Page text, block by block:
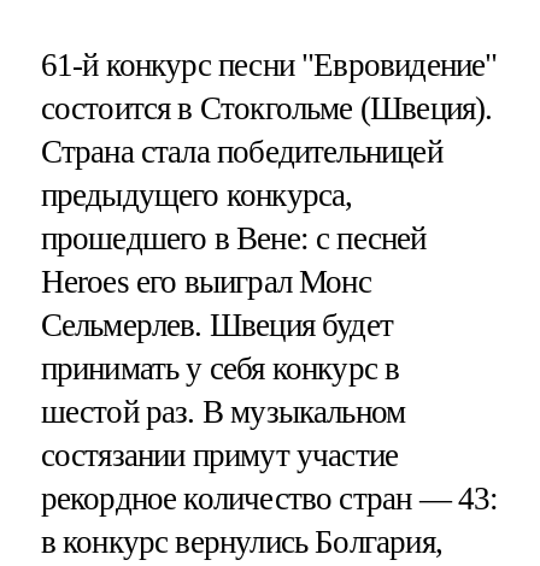
61-й конкурс песни "Евровидение"
состоится в Стокгольме (Швеция).
Страна стала победительницей
предыдущего конкурса,
прошедшего в Вене: с песней
Heroes его выиграл Монс
Сельмерлев. Швеция будет
принимать у себя конкурс в
шестой раз. В музыкальном
состязании примут участие
рекордное количество стран — 43:
в конкурс вернулись Болгария,